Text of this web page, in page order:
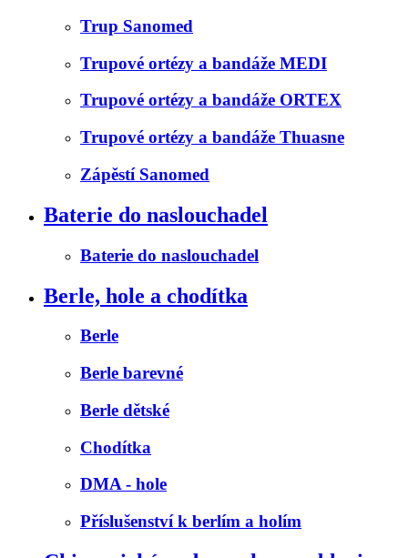
Trup Sanomed
Trupové ortézy a bandáže MEDI
Trupové ortézy a bandáže ORTEX
Trupové ortézy a bandáže Thuasne
Zápěstí Sanomed
Baterie do naslouchadel
Baterie do naslouchadel
Berle, hole a chodítka
Berle
Berle barevné
Berle dětské
Chodítka
DMA - hole
Příslušenství k berlím a holím